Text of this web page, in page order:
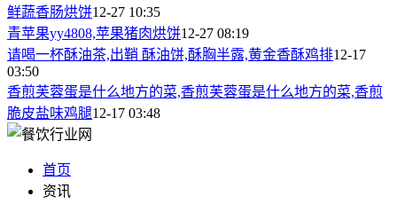
鲜蔬香肠烘饼12-27 10:35
青苹果yy4808,苹果猪肉烘饼12-27 08:19
请喝一杯酥油茶,出鞘 酥油饼,酥胸半露,黄金香酥鸡排12-17
03:50
香煎芙蓉蛋是什么地方的菜,香煎芙蓉蛋是什么地方的菜,香煎
脆皮盐味鸡腿12-17 03:48
首页
资讯